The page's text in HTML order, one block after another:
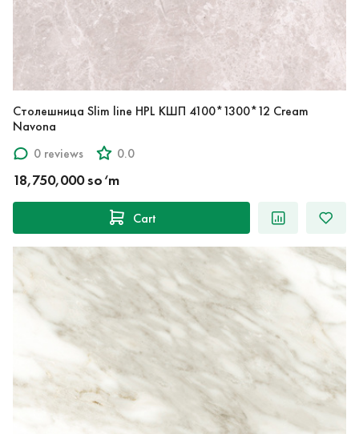
Столешница Slim line HPL КШП 4100*1300*12 Cream
Navona
0 reviews
0.0
18,750,000 so‘m
Cart